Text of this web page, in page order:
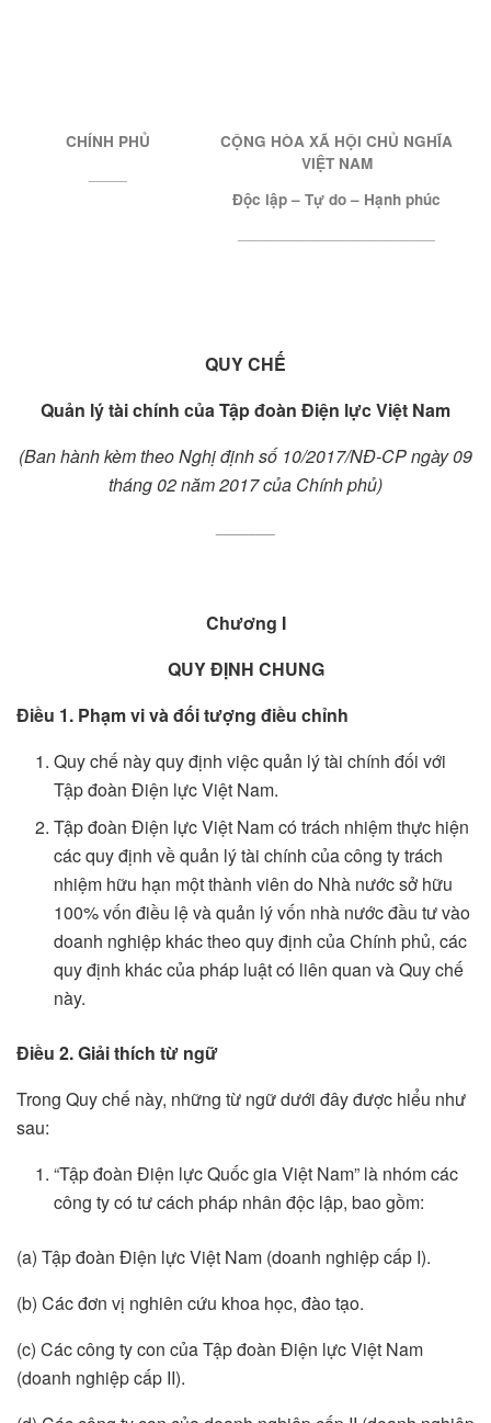
CHÍNH PHỦ
CỘNG HÒA XÃ HỘI CHỦ NGHĨA
VIỆT NAM
Độc lập – Tự do – Hạnh phúc
QUY CHẾ
Quản lý tài chính của Tập đoàn Điện lực Việt Nam
(Ban hành kèm theo Nghị định số 10/2017/NĐ-CPngày 09
tháng 02 năm 2017 của Chính phủ)
Chương I
QUY ĐỊNH CHUNG
Điều 1. Phạm vi và đối tượng điều chỉnh
Quy chế này quy định việc quản lý tài chính đối với
Tập đoàn Điện lực Việt Nam.
Tập đoàn Điện lực Việt Nam có trách nhiệm thực hiện
các quy định về quản lý tài chính của công ty trách
nhiệm hữu hạn một thành viên do Nhà nước sở hữu
100% vốn điều lệ và quản lý vốn nhà nước đầu tư vào
doanh nghiệp khác theo quy định của Chính phủ, các
quy định khác của pháp luật có liên quan và Quy chế
này.
Điều 2. Giải thích từ ngữ
Trong Quy chế này, những từ ngữ dưới đây được hiểu như
sau:
“Tập đoàn Điện lực Quốc gia Việt Nam” là nhóm các
công ty có tư cách pháp nhân độc lập, bao gồm:
(a) Tập đoàn Điện lực Việt Nam (doanh nghiệp cấp I).
(b) Các đơn vị nghiên cứu khoa học, đào tạo.
(c) Các công ty con của Tập đoàn Điện lực Việt Nam
(doanh nghiệp cấp II).